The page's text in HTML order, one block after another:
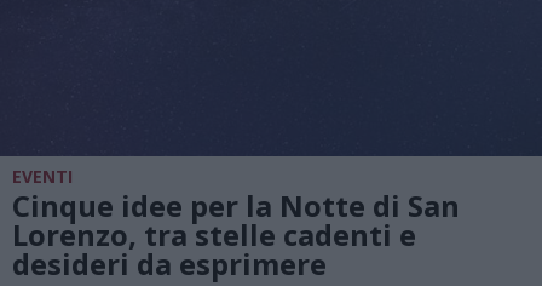
EVENTI
Cinque idee per la Notte di San
Lorenzo, tra stelle cadenti e
desideri da esprimere